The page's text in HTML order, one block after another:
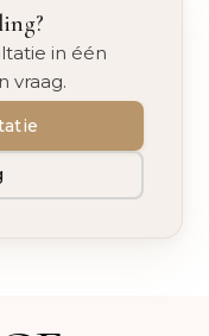
in één
vraag.